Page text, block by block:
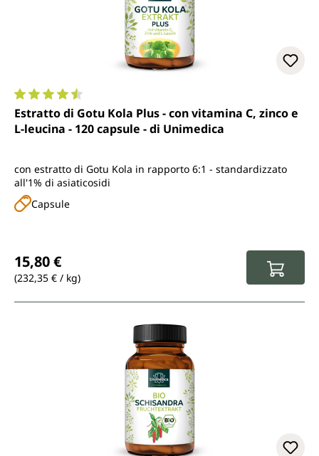
Valutazione media di 4.5 su 5 stelle
Estratto di Gotu Kola Plus - con vitamina C, zinco e
L-leucina - 120 capsule - di Unimedica
con estratto di Gotu Kola in rapporto 6:1 - standardizzato
all'1% di asiaticosidi
Capsule
15,80 €
(232,35 € / kg)